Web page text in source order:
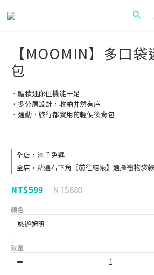
【MOOMIN】多口
包
・體積迷你但機能十足
・多分層設計，收納井然有序
・通勤、旅行都實用的輕便後背包
全店，滿千免運
全店，點選右下角【前往結帳】選擇禮物袋
NT$680
NT$599
顏色
數量